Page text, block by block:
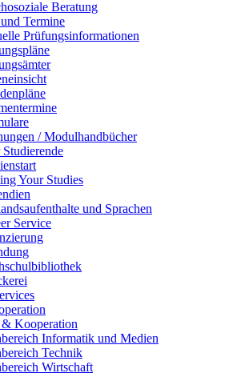
Beratung
Termine
Prüfungsinformationen
/ Modulhandbücher
Your Studies
und Sprachen
Service
Kooperation
Informatik und Medien
Technik
Wirtschaft